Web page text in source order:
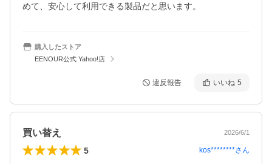
購入したストア
EENOUR公式 Yahoo!店
違反報告 いいね 5
買い替え 2026/6/1
5 kos********さん